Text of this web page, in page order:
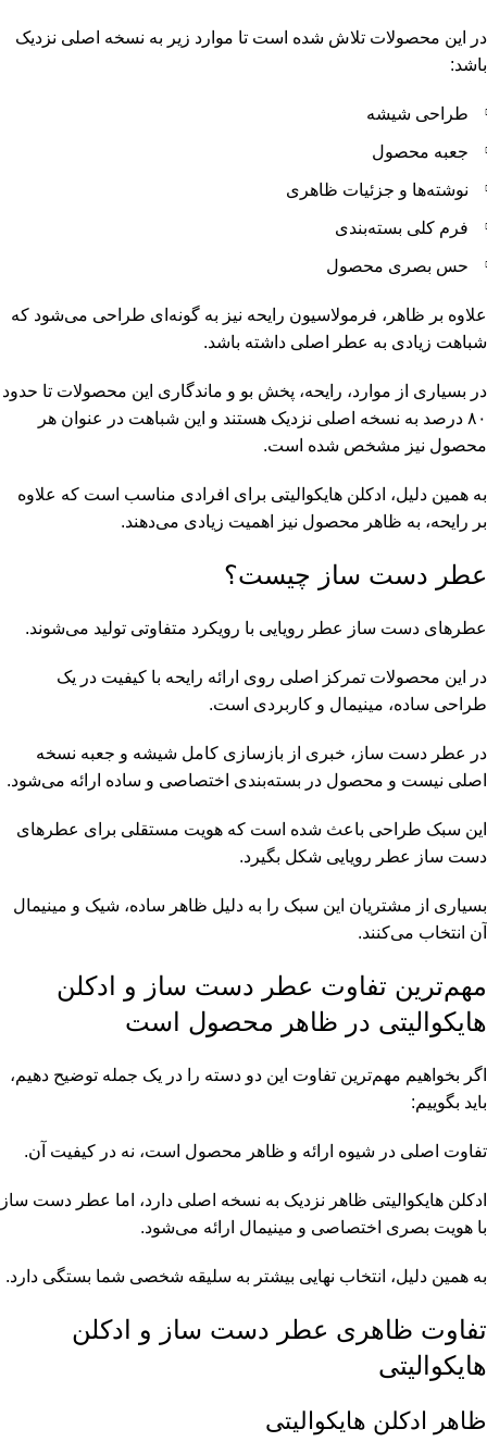
در این محصولات تلاش شده است تا موارد زیر به نسخه اصلی نزدیک
باشد:
طراحی شیشه
جعبه محصول
نوشته‌ها و جزئیات ظاهری
فرم کلی بسته‌بندی
حس بصری محصول
علاوه بر ظاهر، فرمولاسیون رایحه نیز به گونه‌ای طراحی می‌شود که
شباهت زیادی به عطر اصلی داشته باشد.
در بسیاری از موارد، رایحه، پخش بو و ماندگاری این محصولات تا حدود
۸۰ درصد به نسخه اصلی نزدیک هستند و این شباهت در عنوان هر
محصول نیز مشخص شده است.
به همین دلیل، ادکلن هایکوالیتی برای افرادی مناسب است که علاوه
بر رایحه، به ظاهر محصول نیز اهمیت زیادی می‌دهند.
عطر دست ساز چیست؟
عطرهای دست ساز عطر رویایی با رویکرد متفاوتی تولید می‌شوند.
در این محصولات تمرکز اصلی روی ارائه رایحه با کیفیت در یک
طراحی ساده، مینیمال و کاربردی است.
در عطر دست ساز، خبری از بازسازی کامل شیشه و جعبه نسخه
اصلی نیست و محصول در بسته‌بندی اختصاصی و ساده ارائه می‌شود.
این سبک طراحی باعث شده است که هویت مستقلی برای عطرهای
دست ساز عطر رویایی شکل بگیرد.
بسیاری از مشتریان این سبک را به دلیل ظاهر ساده، شیک و مینیمال
آن انتخاب می‌کنند.
مهم‌ترین تفاوت عطر دست ساز و ادکلن
هایکوالیتی در ظاهر محصول است
اگر بخواهیم مهم‌ترین تفاوت این دو دسته را در یک جمله توضیح دهیم،
باید بگوییم:
تفاوت اصلی در شیوه ارائه و ظاهر محصول است، نه در کیفیت آن.
ادکلن هایکوالیتی ظاهر نزدیک به نسخه اصلی دارد، اما عطر دست ساز
با هویت بصری اختصاصی و مینیمال ارائه می‌شود.
به همین دلیل، انتخاب نهایی بیشتر به سلیقه شخصی شما بستگی دارد.
تفاوت ظاهری عطر دست ساز و ادکلن
هایکوالیتی
ظاهر ادکلن هایکوالیتی